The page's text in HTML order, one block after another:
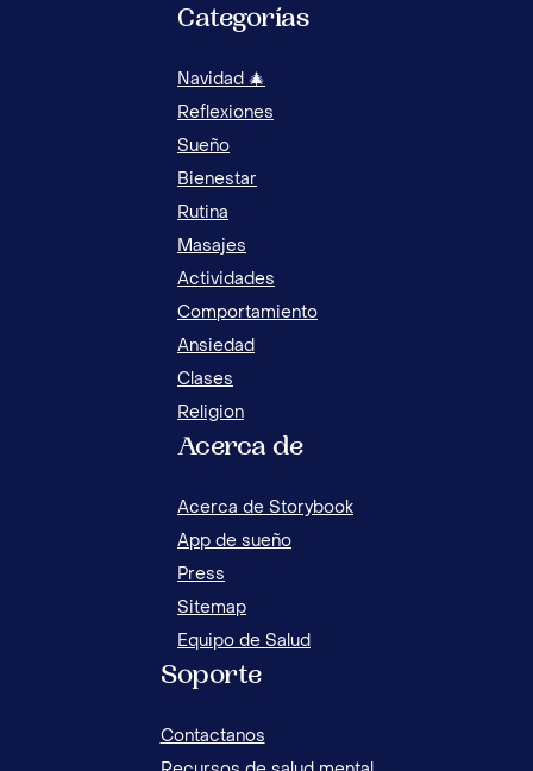
Categorías
Navidad 🎄
Reflexiones
Sueño
Bienestar
Rutina
Masajes
Actividades
Comportamiento
Ansiedad
Clases
Religion
Acerca de
Acerca de Storybook
App de sueño
Press
Sitemap
Equipo de Salud
Soporte
Contactanos